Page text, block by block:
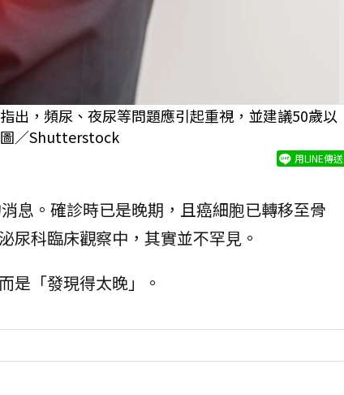
出，頻尿、夜尿等問題應引起重視，並建議50歲以
圖／Shutterstock
用LINE傳送
息。確診時已是晚期，且癌細胞已轉移至骨
尿科臨床觀察中，其實並不罕見。
是「發現得太晚」。